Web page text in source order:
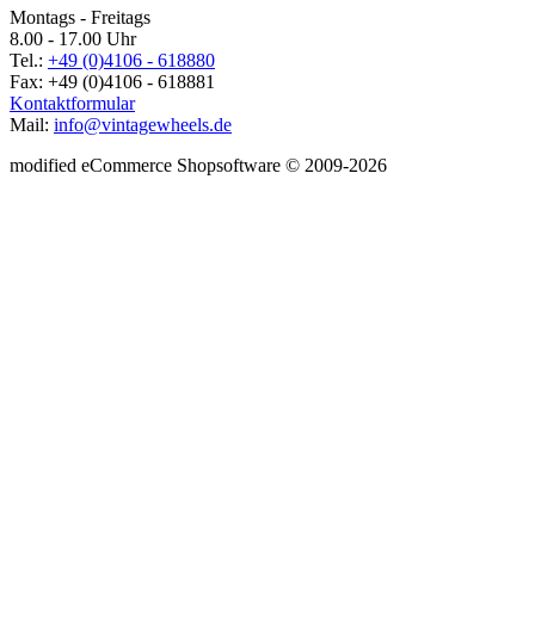
Montags - Freitags
8.00 - 17.00 Uhr
Tel.: +49 (0)4106 - 618880
Fax: +49 (0)4106 - 618881
Kontaktformular
Mail: info@vintagewheels.de
modified eCommerce Shopsoftware © 2009-2026